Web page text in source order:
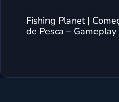
Fishing Planet |
de Pesca – Gameplay